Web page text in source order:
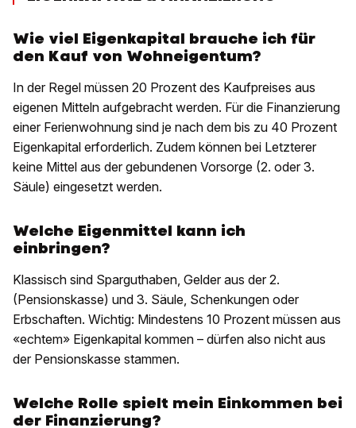
Wie viel Eigenkapital brauche ich für
den Kauf von Wohneigentum?
In der Regel müssen 20 Prozent des Kaufpreises aus
eigenen Mitteln aufgebracht werden. Für die Finanzierung
einer Ferienwohnung sind je nach dem bis zu 40 Prozent
Eigenkapital erforderlich. Zudem können bei Letzterer
keine Mittel aus der gebundenen Vorsorge (2. oder 3.
Säule) eingesetzt werden.
Welche Eigenmittel kann ich
einbringen?
Klassisch sind Sparguthaben, Gelder aus der 2.
(Pensionskasse) und 3. Säule, Schenkungen oder
Erbschaften. Wichtig: Mindestens 10 Prozent müssen aus
«echtem» Eigenkapital kommen – dürfen also nicht aus
der Pensionskasse stammen.
Welche Rolle spielt mein Einkommen bei
der Finanzierung?